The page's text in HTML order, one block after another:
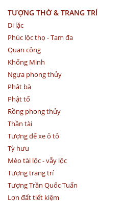
TƯỢNG THỜ & TRANG TRÍ
Di lặc
Phúc lộc thọ - Tam đa
Quan công
Khổng Minh
Ngựa phong thủy
Phật bà
Phật tổ
Rồng phong thủy
Thần tài
Tượng để xe ô tô
Tỳ hưu
Mèo tài lộc - vẫy lộc
Tượng trang trí
Tượng Trần Quốc Tuấn
Lợn đất tiết kiệm